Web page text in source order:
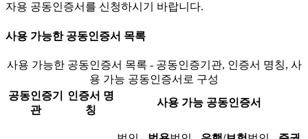
자용 공동인증서를 신청하시기 바랍니다.
사용 가능한 공동인증서 목록
사용 가능한 공동인증서 목록 - 공동인증기관, 인증서 명칭, 사
용 가능 공동인증서로 구성
공동인증기
관
인증서 명
칭
사용 가능 공동인증서